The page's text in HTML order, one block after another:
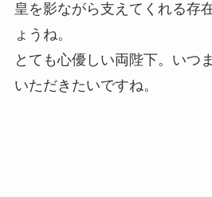
皇を影ながら支えてくれる存
ょうね。
とても心優しい両陛下。いつ
いただきたいですね。